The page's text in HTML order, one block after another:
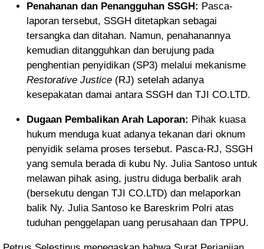
Penahanan dan Penangguhan SSGH: Pasca-
laporan tersebut, SSGH ditetapkan sebagai
tersangka dan ditahan. Namun, penahanannya
kemudian ditangguhkan dan berujung pada
penghentian penyidikan (SP3) melalui mekanisme
Restorative Justice (RJ) setelah adanya
kesepakatan damai antara SSGH dan TJI CO.LTD.
Dugaan Pembalikan Arah Laporan: Pihak kuasa
hukum menduga kuat adanya tekanan dari oknum
penyidik selama proses tersebut. Pasca-RJ, SSGH
yang semula berada di kubu Ny. Julia Santoso untuk
melawan pihak asing, justru diduga berbalik arah
(bersekutu dengan TJI CO.LTD) dan melaporkan
balik Ny. Julia Santoso ke Bareskrim Polri atas
tuduhan penggelapan uang perusahaan dan TPPU.